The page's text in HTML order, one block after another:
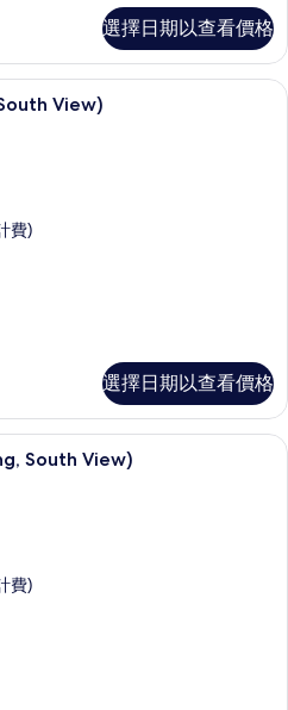
選擇日期以查看價格
書桌、遮光布/窗簾、免費無線上網、
View)
費)
選擇日期以查看價格
書桌、遮光布/窗簾、免費無線上網、
South View)
費)